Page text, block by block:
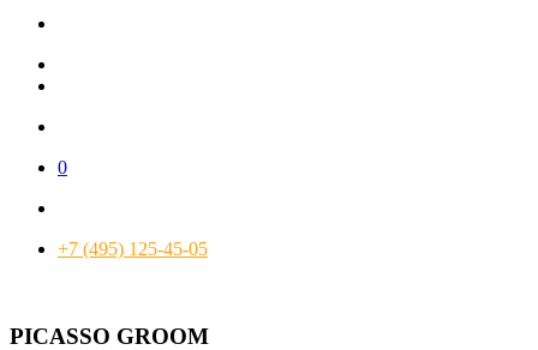
0
+7 (495) 125-45-05
PICASSO GROOM